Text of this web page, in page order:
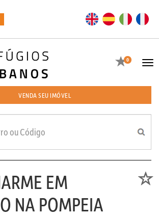
EN ES
Favoritos
0
VENDA SEU IMÓVEL
EM
NA POMPEIA